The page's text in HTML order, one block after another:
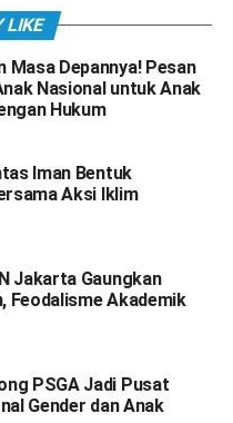
LIKE
Masa Depannya! Pesan
Nasional untuk Anak
Hukum
Iman Bentuk
Aksi Iklim
Jakarta Gaungkan
Feodalisme Akademik
PSGA Jadi Pusat
Gender dan Anak